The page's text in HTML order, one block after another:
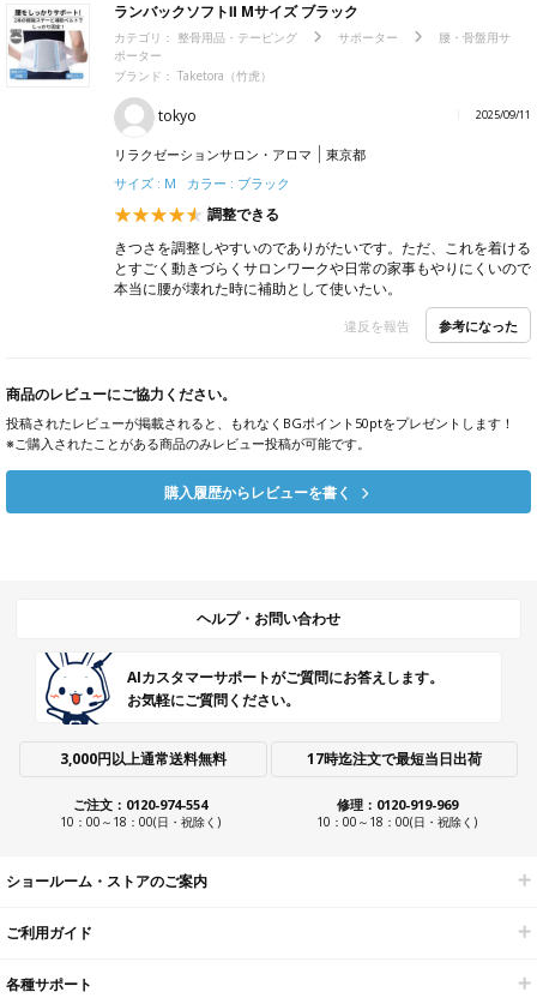
ランバックソフトⅡ Mサイズ ブラック
カテゴリ： 整骨用品・テーピング サポーター
腰・骨盤用サ
ポーター
ブランド： Taketora（竹虎）
tokyo 2025/09/11
リラクゼーションサロン・アロマ
東京都
サイズ : M カラー : ブラック
調整できる
きつさを調整しやすいのでありがたいです。ただ、これを着ける
とすごく動きづらくサロンワークや日常の家事もやりにくいので
本当に腰が壊れた時に補助として使いたい。
違反を報告 参考になった
商品のレビューにご協力ください。
投稿されたレビューが掲載されると、もれなくBGポイント50ptをプレゼントします！
※ご購入されたことがある商品のみレビュー投稿が可能です。
購入履歴からレビューを書く
ヘルプ・お問い合わせ
AIカスタマーサポートがご質問にお答えします。
お気軽にご質問ください。
3,000円以上通常送料無料 17時迄注文で最短当日出荷
ご注文：0120-974-554
10：00～18：00(日・祝除く)
修理：0120-919-969
10：00～18：00(日・祝除く)
ショールーム・ストアのご案内
ご利用ガイド
各種サポート